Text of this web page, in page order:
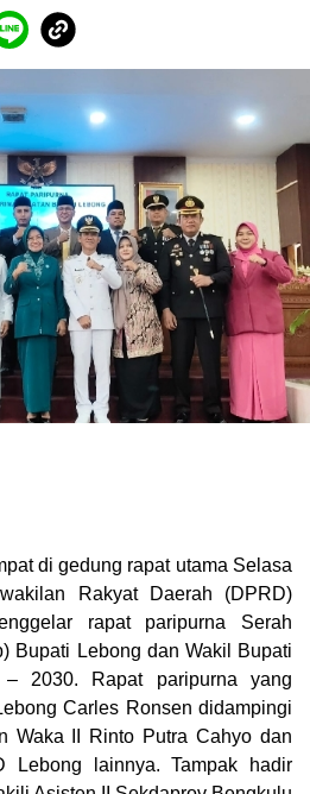
di gedung rapat utama Selasa
Rakyat Daerah (DPRD)
rapat paripurna Serah
Bupati Lebong dan Wakil Bupati
2030. Rapat paripurna yang
Carles Ronsen didampingi
Waka II Rinto Putra Cahyo dan
Lebong lainnya. Tampak hadir